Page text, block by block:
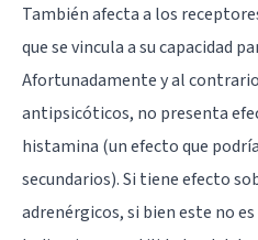
También afecta a los
que se vincula a su capacidad
Afortunadamente y al
antipsicóticos, no presenta
histamina (un efecto que
secundarios). Si tiene efecto
adrenérgicos, si bien este no